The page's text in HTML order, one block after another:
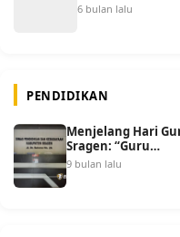
6 bulan lalu
PENDIDIKAN
Menjelang Hari
Sragen: “Guru…
9 bulan lalu